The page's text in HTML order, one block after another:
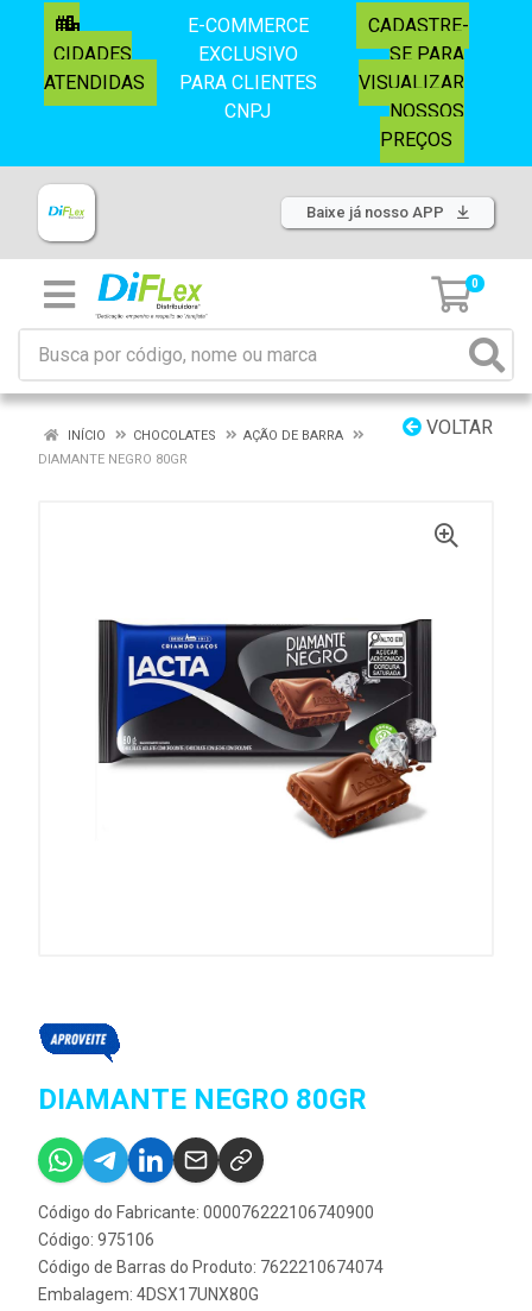
CIDADES
ATENDIDAS
E-COMMERCE
EXCLUSIVO
PARA CLIENTES
CNPJ
CADASTRE-
SE PARA
VISUALIZAR
NOSSOS
PREÇOS
Baixe já nosso APP
0
VOLTAR
INÍCIO CHOCOLATES
AÇÃO DE BARRA
DIAMANTE NEGRO 80GR
DIAMANTE NEGRO 80GR
Código do Fabricante: 000076222106740900
Código: 975106
Código de Barras do Produto: 7622210674074
Embalagem: 4DSX17UNX80G